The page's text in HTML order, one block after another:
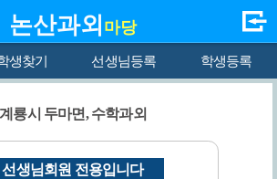
논산과외 마당
생찾기 선생님등록 학생등록
계룡시 두마면, 수학과외
선생님회원 전용입니다